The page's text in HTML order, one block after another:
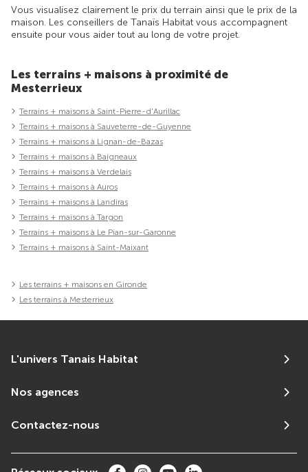
Vous visualisez clairement le prix du terrain ainsi que le prix de la
maison. Les conseillers de Tanaïs Habitat vous accompagnent
ensuite pour vous aider tout au long de votre projet.
Les terrains + maisons à proximité de
Mesterrieux
Terrains + maisons à Saint-Pierre-d'Aurillac
Terrains + maisons à Sauveterre-de-Guyenne
Terrains + maisons à Lignan-de-Bazas
Terrains + maisons à Baigneaux
Terrains + maisons à Verdelais
Terrains + maisons à Auros
Terrains + maisons à Landiras
Terrains + maisons à Targon
Terrains + maisons à Le Pian-sur-Garonne
Terrains + maisons à Saint-Maixant
Les terrains + maisons en Gironde
Les terrains à Mesterrieux
L'univers Tanais Habitat
Nos agences
Contactez-nous